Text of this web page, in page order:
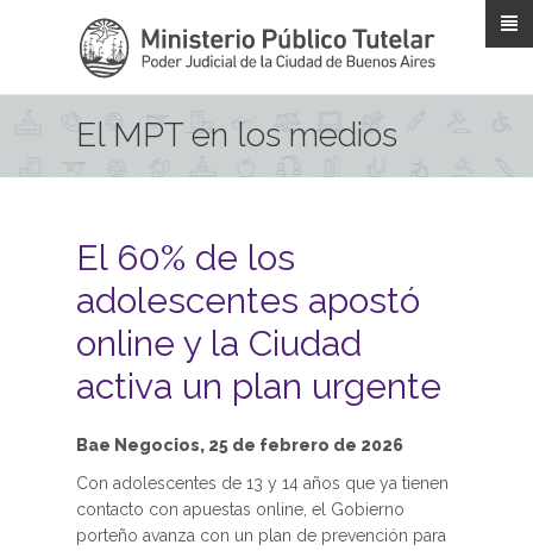
El MPT en los medios
El 60% de los
adolescentes apostó
online y la Ciudad
activa un plan urgente
Bae Negocios, 25 de febrero de 2026
Con adolescentes de 13 y 14 años que ya tienen
contacto con apuestas online, el Gobierno
porteño avanza con un plan de prevención para